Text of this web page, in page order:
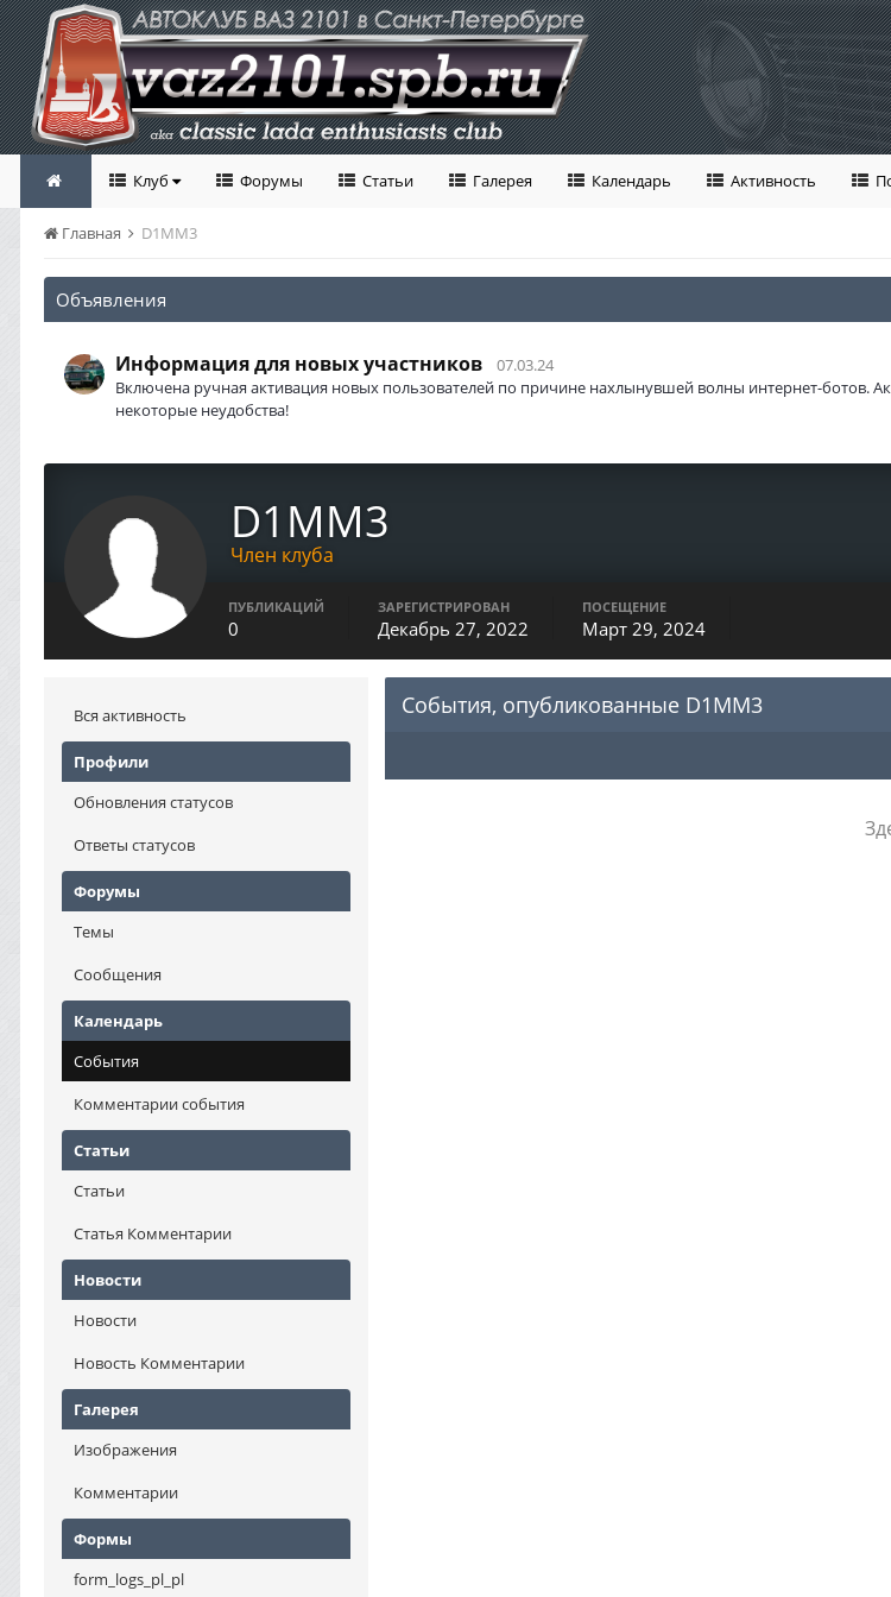
Клуб Форумы Статьи Галерея Календарь Активность
Главная D1MM3
Объявления
Информация для новых участников
07.03.24
Включена ручная активация новых пользователей по причине нахлынувшей волны интернет-ботов.
некоторые неудобства!
D1MM3
Член клуба
ПУБЛИКАЦИЙ
0
ЗАРЕГИСТРИРОВАН
Декабрь 27, 2022
ПОСЕЩЕНИЕ
Март 29, 2024
Вся активность
Профили
Обновления статусов
Ответы статусов
Форумы
Темы
Сообщения
Календарь
События
Комментарии события
Статьи
Статьи
Статья Комментарии
Новости
Новости
Новость Комментарии
Галерея
Изображения
Комментарии
Формы
form_logs_pl_pl
События, опубликованные D1MM3